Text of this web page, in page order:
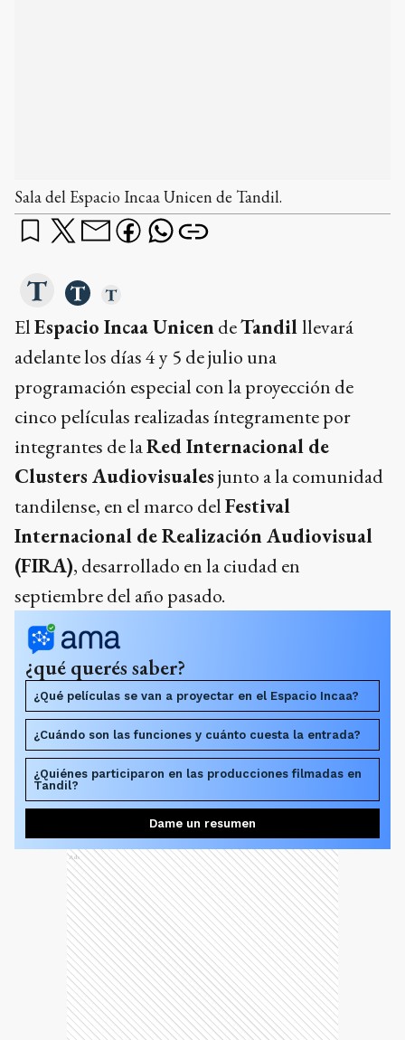
ElEspacio Incaa Unicen
adelante los días 4 y 5 de julio una
programación especial con la proyección de
cinco películas realizadas íntegramente por
integrantes de laRed Internacional de
Clusters Audiovisualesjunto a la comunidad
tandilense, en el marco delFestival
Internacional de Realización Audiovisual
(FIRA), desarrollado en la ciudad en
septiembre del año pasado.
¿qué querés saber?
¿Qué películas se van a proyectar en el Espacio Incaa?
¿Cuándo son las funciones y cuánto cuesta la entrada?
¿Quiénes participaron en las producciones filmadas en
Tandil?